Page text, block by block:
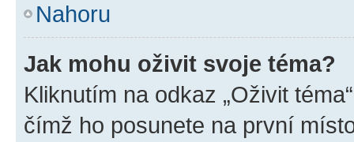
Nahoru
Jak mohu oživit svoje téma?
Kliknutím na odkaz „Oživit
čímž ho posunete na první